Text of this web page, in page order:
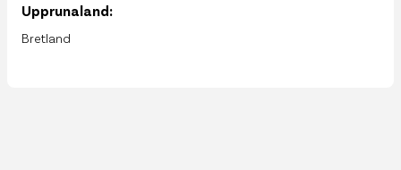
Upprunaland:
Bretland